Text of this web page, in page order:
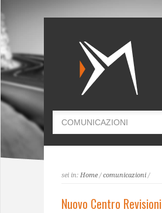
sei in: Home/comunicazioni/
Nuovo Centro Revisioni